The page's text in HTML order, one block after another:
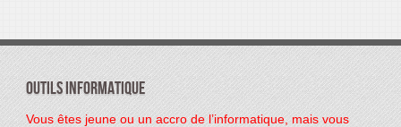
Outils informatique
Vous êtes jeune ou un accro de l’informatique, mais vous